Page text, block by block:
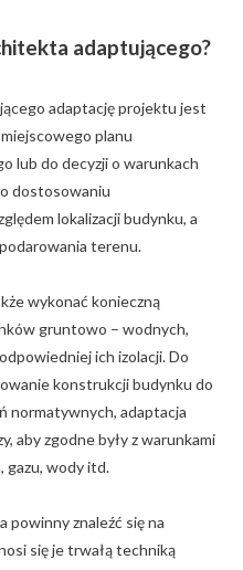
adaptującego?
adaptację projektu jest
planu
lub do decyzji o warunkach
dostosowaniu
lokalizacji budynku, a
terenu.
wykonać konieczną
gruntowo – wodnych,
ich izolacji. Do
konstrukcji budynku do
normatywnych, adaptacja
aby zgodne były z warunkami
gazu, wody itd.
powinny znaleźć się na
się je trwałą techniką